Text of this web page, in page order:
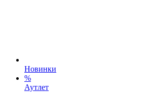
Новинки
%
Аутлет